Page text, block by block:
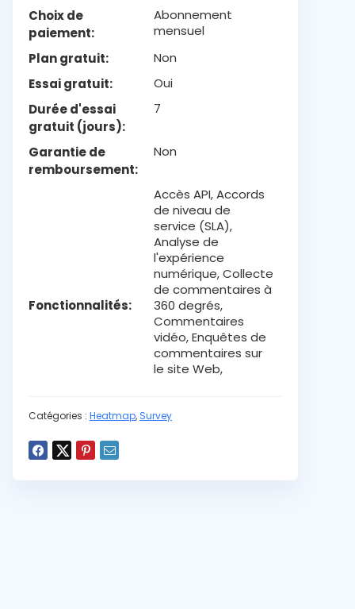
Choix de
paiement
Abonnement
mensuel
Plan gratuit
Non
Essai gratuit
Oui
Durée d'essai
gratuit (jours)
7
Garantie de
remboursement
Non
Fonctionnalités
Accès API, Accords
de niveau de
service (SLA),
Analyse de
l'expérience
numérique, Collecte
de commentaires à
360 degrés,
Commentaires
vidéo, Enquêtes de
commentaires sur
le site Web,
lien, Flux de travail
Interface en
Français
Catégories : Heatmap, Survey